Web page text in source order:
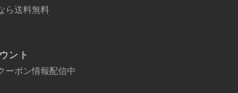
ら送料無料
ント
ーポン情報配信中